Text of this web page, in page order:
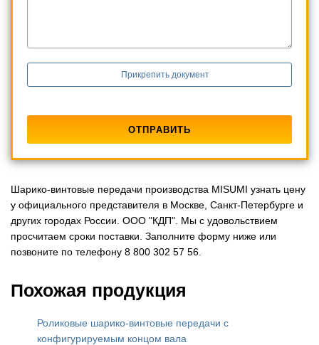
Прикрепить документ
Шарико-винтовые передачи производства MISUMI узнать цену
у официального представителя в Москве, Санкт-Петербурге и
других городах России. ООО "КДП". Мы с удовольствием
просчитаем сроки поставки. Заполните форму ниже или
позвоните по телефону 8 800 302 57 56.
Похожая продукция
Роликовые шарико-винтовые передачи с
конфигурируемым концом вала